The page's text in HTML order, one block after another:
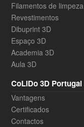
Filamentos de limpeza
Revestimentos
Dibuprint 3D
Espaço 3D
Academia 3D
Aula 3D
CoLiDo 3D Portugal
Vantagens
Certificados
Contactos